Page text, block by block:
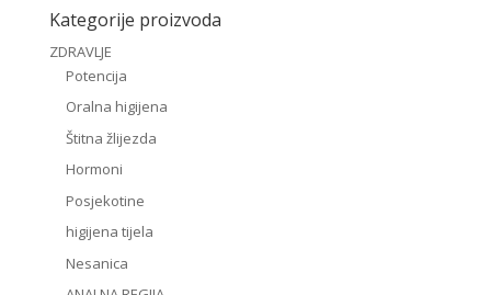
Kategorije proizvoda
ZDRAVLJE
Potencija
Oralna higijena
Štitna žlijezda
Hormoni
Posjekotine
higijena tijela
Nesanica